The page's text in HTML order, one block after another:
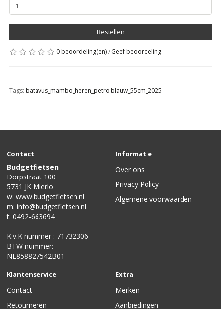
Bestellen
0 beoordeling(en)/ Geef beoordeling
Tags: batavus_mambo_heren_petrolblauw_55cm_2025
Contact
Budgetfietsen
Dorpstraat 100
5731 JK Mierlo
w:www.budgetfietsen.nl
m:info@budgetfietsen.nl
t:0492-663694
K.v.K nummer : 71732306
BTW nummer:
NL858827542B01
Informatie
Over ons
Privacy Policy
Algemene voorwaarden
Klantenservice
Contact
Retourneren
Extra
Merken
Aanbiedingen